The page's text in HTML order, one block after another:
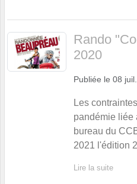
Rando
2020
Publiée le 08
Les
pandémie liée
bureau du
2021 l'édition
Lire la suite